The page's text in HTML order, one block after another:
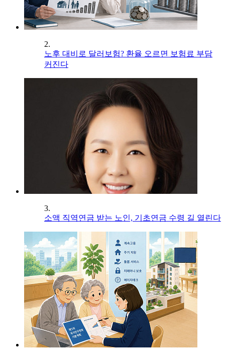
2.
노후 대비로 달러보험? 환율 오르면 보험료 부담
커진다
3.
소액 직역연금 받는 노인, 기초연금 수령 길 열린다